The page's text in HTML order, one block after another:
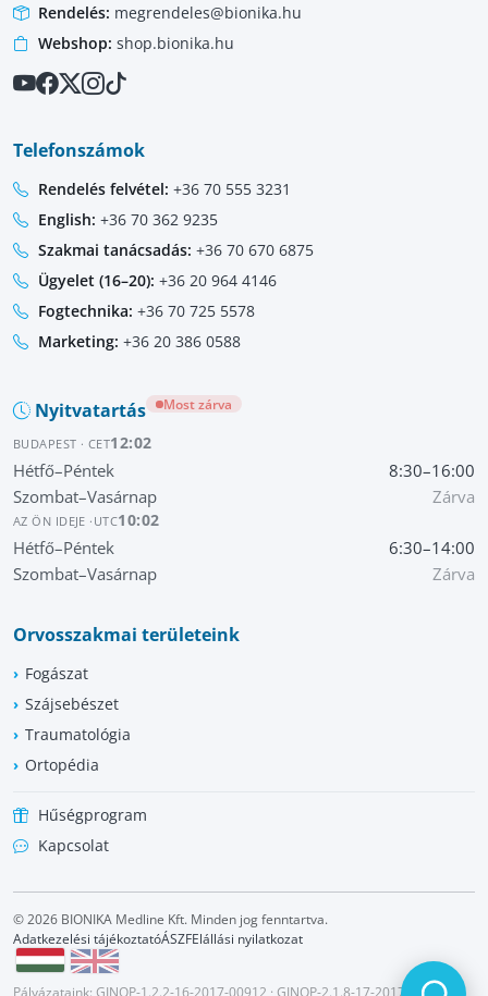
Rendelés: megrendeles@bionika.hu
Webshop: shop.bionika.hu
Telefonszámok
Rendelés felvétel: +36 70 555 3231
English: +36 70 362 9235
Szakmai tanácsadás: +36 70 670 6875
Ügyelet (16–20): +36 20 964 4146
Fogtechnika: +36 70 725 5578
Marketing: +36 20 386 0588
Nyitvatartás Most zárva
BUDAPEST · CET12:02
Hétfő–Péntek
8:30–16:00
Szombat–Vasárnap
Zárva
AZ ÖN IDEJE · UTC10:02
Hétfő–Péntek
6:30–14:00
Szombat–Vasárnap
Zárva
Orvosszakmai területeink
Fogászat
Szájsebészet
Traumatológia
Ortopédia
Hűségprogram
Kapcsolat
© 2026 BIONIKA Medline Kft. Minden jog fenntartva.
Adatkezelési tájékoztatóÁSZFElállási nyilatkozat
Pályázataink: GINOP-1.2.2-16-2017-00912 · GINOP-2.1.8-17-2017-00679